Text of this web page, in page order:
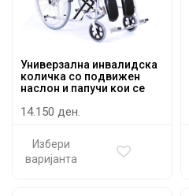
Универзална инвалидска
количка со подвижен
наслон и папучи кои се
14.150 ден.
Избери
варијанта